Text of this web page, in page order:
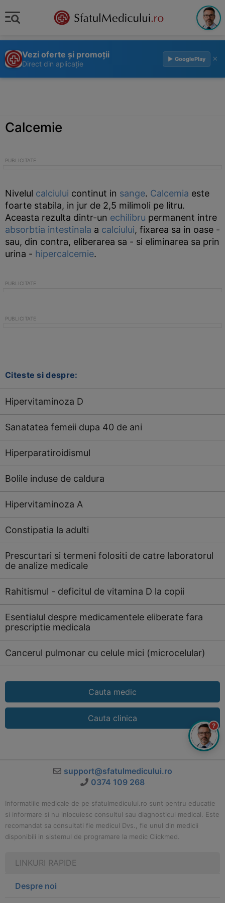
Vezi oferte și promoții
Direct din aplicație
▶ GooglePlay ×
Calcemie
Nivelul calciului continut in sange. Calcemia este
foarte stabila, in jur de 2,5 milimoli pe litru.
Aceasta rezulta dintr-un echilibru permanent intre
absorbtia intestinala a calciului, fixarea sa in oase -
sau, din contra, eliberarea sa - si eliminarea sa prin
urina - hipercalcemie.
Citeste si despre:
Hipervitaminoza D
Sanatatea femeii dupa 40 de ani
Hiperparatiroidismul
Bolile induse de caldura
Hipervitaminoza A
Constipatia la adulti
Prescurtari si termeni folositi de catre laboratorul
de analize medicale
Rahitismul - deficitul de vitamina D la copii
Esentialul despre medicamentele eliberate fara
prescriptie medicala
Cancerul pulmonar cu celule mici (microcelular)
Cauta medic
Cauta clinica
support@sfatulmedicului.ro
0374 109 268
Informatiile medicale de pe sfatulmedicului.ro sunt pentru educatie
si informare si nu inlocuiesc consultul sau diagnosticul medical. Este
recomandat sa consultati fie medicul Dvs., fie unul din medicii
disponibili in sistemul de programare la medic Clickmed.
LINKURI RAPIDE
Despre noi
?